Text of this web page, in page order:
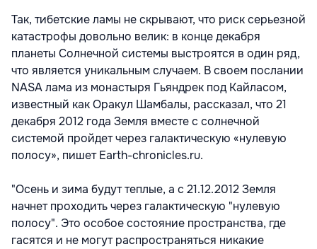
Так, тибетские ламы не скрывают, что риск серьезной
катастрофы довольно велик: в конце декабря
планеты Солнечной системы выстроятся в один ряд,
что является уникальным случаем. В своем послании
NASA лама из монастыря Гьяндрек под Кайласом,
известный как Оракул Шамбалы, рассказал, что 21
декабря 2012 года Земля вместе с солнечной
системой пройдет через галактическую «нулевую
полосу», пишет Earth-chronicles.ru.
"Осень и зима будут теплые, а с 21.12.2012 Земля
начнет проходить через галактическую "нулевую
полосу". Это особое состояние пространства, где
гасятся и не могут распространяться никакие